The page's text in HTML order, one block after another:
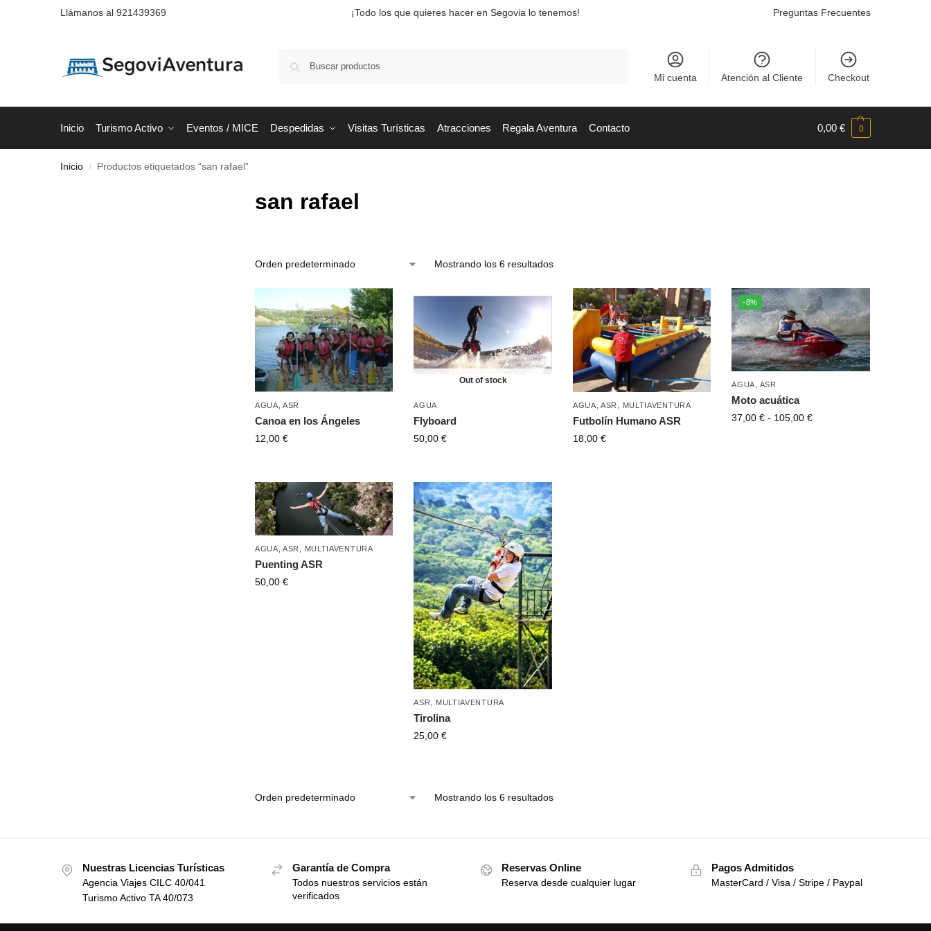
Llámanos al 921439369 ¡Todo los que quieres hacer en Segovia lo tenemos! Preguntas Frecuentes
Mi cuenta Atención al Cliente Checkout
Inicio Turismo Activo Eventos / MICE Despedidas Visitas Turísticas Atracciones Regala Aventura Contacto 0,00 € 0
Inicio / Productos etiquetados “san rafael”
san rafael
Mostrando los 6 resultados
AGUA ,ASR
Canoa en los Ángeles
12,00 €
Out of stock
AGUA
Flyboard
50,00€
AGUA ,ASR MULTIAVENTURA
Futbolín Humano ASR
18,00 €
-8%
AGUA ASR
Moto acuática
37,00€ - 105,00€
AGUA ,ASR MULTIAVENTURA
Puenting ASR
50,00 €
ASR MULTIAVENTURA
Tirolina
25,00€
Mostrando los 6 resultados
Nuestras Licencias Turísticas
Agencia Viajes CILC 40/041
Turismo Activo TA 40/073
Garantía de Compra
Todos nuestros servicios están
verificados
Reservas Online
Reserva desde cualquier lugar
Pagos Admitidos
MasterCard / Visa / Stripe / Paypal